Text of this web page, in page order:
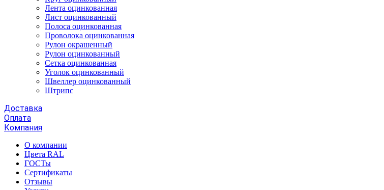
Лента оцинкованная
Лист оцинкованный
Полоса оцинкованная
Проволока оцинкованная
Рулон окрашенный
Рулон оцинкованный
Сетка оцинкованная
Уголок оцинкованный
Швеллер оцинкованный
Штрипс
Доставка
Оплата
Компания
О компании
Цвета RAL
ГОСТы
Сертификаты
Отзывы